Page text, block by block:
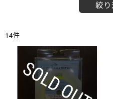
絞り
14件